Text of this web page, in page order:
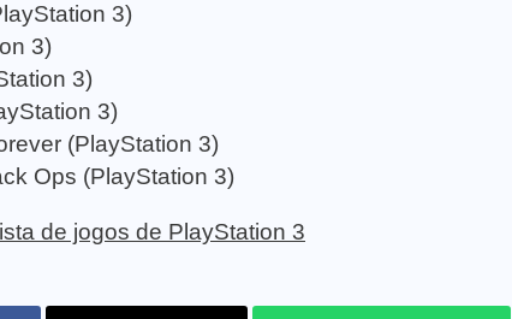
3)
3)
3)
3)
(PlayStation 3)
Ops (PlayStation 3)
lista de jogos de PlayStation 3